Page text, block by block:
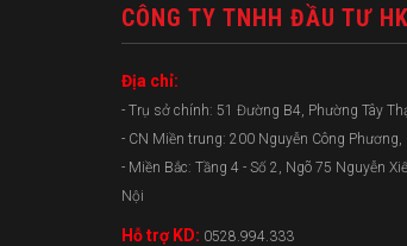
CÔNG TY TNHH ĐẦU TƯ
Địa chỉ:
- Trụ sở chính: 51 Đường B4, Phường Tây
- CN Miền trung: 200 Nguyễn Công Phương,
- Miền Bắc: Tầng 4 - Số 2, Ngõ 75 Nguyễn
Nội
Hỗ trợ KD: 0528.994.333